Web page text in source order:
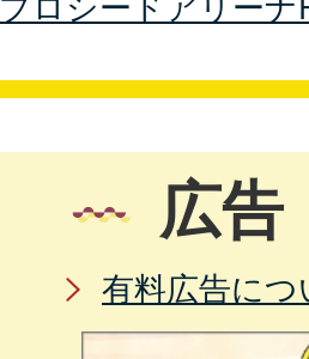
広告
有料広告につ